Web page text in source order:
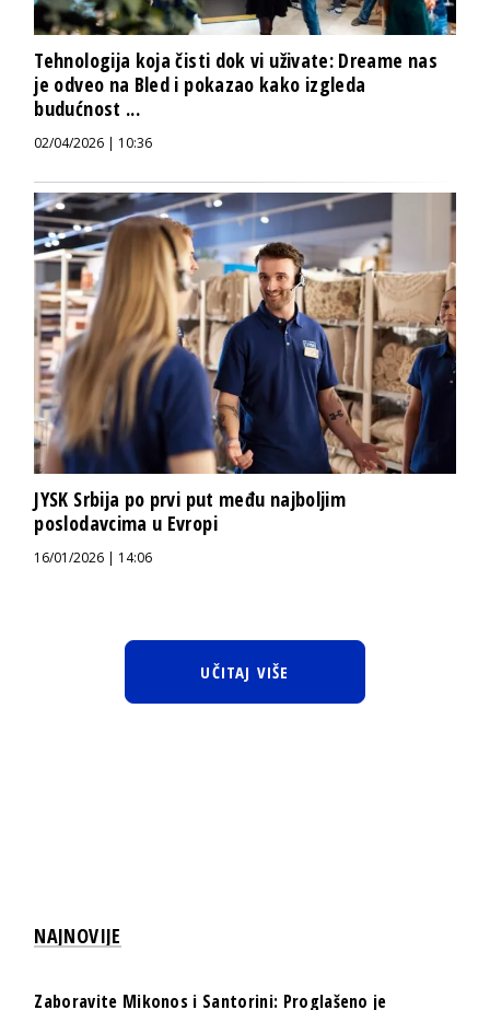
Tehnologija koja čisti dok vi uživate: Dreame nas
je odveo na Bled i pokazao kako izgleda
budućnost ...
02/04/2026 | 10:36
JYSK Srbija po prvi put među najboljim
poslodavcima u Evropi
16/01/2026 | 14:06
UČITAJ VIŠE
NAJNOVIJE
Zaboravite Mikonos i Santorini: Proglašeno je